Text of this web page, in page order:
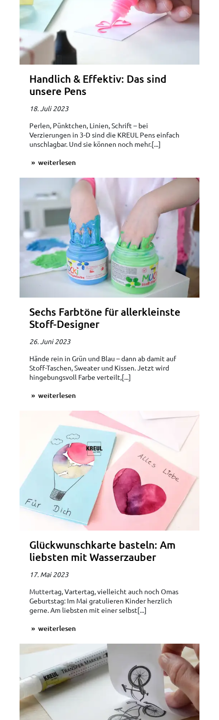
Handlich & Effektiv: Das sind
unsere Pens
18. Juli 2023
Perlen, Pünktchen, Linien, Schrift – bei
Verzierungen in 3-D sind die KREUL Pens einfach
unschlagbar. Und sie können noch mehr.[...]
weiterlesen
Sechs Farbtöne für allerkleinste
Stoff-Designer
26. Juni 2023
Hände rein in Grün und Blau – dann ab damit auf
Stoff-Taschen, Sweater und Kissen. Jetzt wird
hingebungsvoll Farbe verteilt,[...]
weiterlesen
Glückwunschkarte basteln: Am
liebsten mit Wasserzauber
17. Mai 2023
Muttertag, Vartertag, vielleicht auch noch Omas
Geburtstag: Im Mai gratulieren Kinder herzlich
gerne. Am liebsten mit einer selbst[...]
weiterlesen